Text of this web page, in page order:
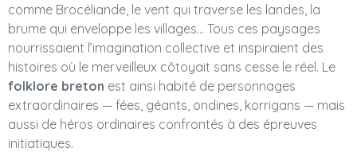
comme Brocéliande, le vent qui traverse les landes, la
brume qui enveloppe les villages… Tous ces paysages
nourrissaient l’imagination collective et inspiraient des
histoires où le merveilleux côtoyait sans cesse le réel. Le
folklore breton est ainsi habité de personnages
extraordinaires — fées, géants, ondines, korrigans — mais
aussi de héros ordinaires confrontés à des épreuves
initiatiques.